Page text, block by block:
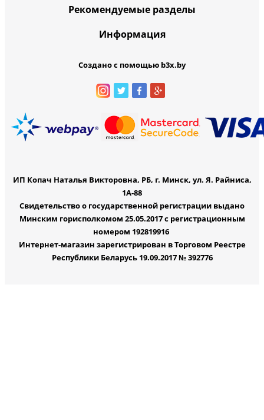
Рекомендуемые разделы
Информация
Создано с помощью b3x.by
ИП Копач Наталья Викторовна, РБ, г. Минск, ул. Я. Райниса,
1А-88
Свидетельство о государственной регистрации выдано
Минским горисполкомом 25.05.2017 с регистрационным
номером 192819916
Интернет-магазин зарегистрирован в Торговом Реестре
Республики Беларусь 19.09.2017 № 392776